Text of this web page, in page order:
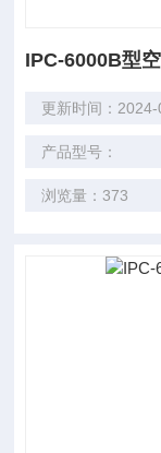
IPC-6000B型
更新时间：
产品型号：
浏览量：373